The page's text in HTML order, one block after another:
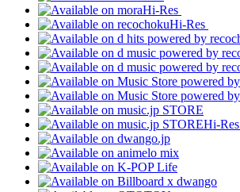
Hi-Res
Hi-Res
Hi-Res